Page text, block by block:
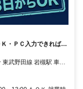
・ＰＣ入力できればＯ
武野田線 岩槻駅 車で